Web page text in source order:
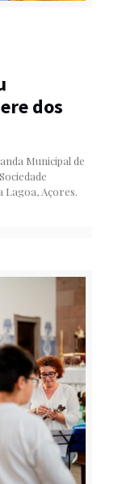
dos
Municipal de
Lagoa, Açores.